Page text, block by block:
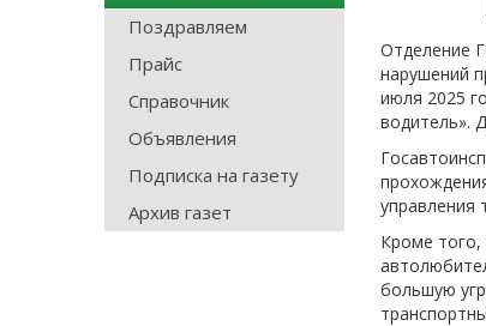
Поздравляем
Прайс
Справочник
Объявления
Подписка на газету
Архив газет
Отделение
нарушений
июля 2025
водитель».
управления
Кроме того,
большую